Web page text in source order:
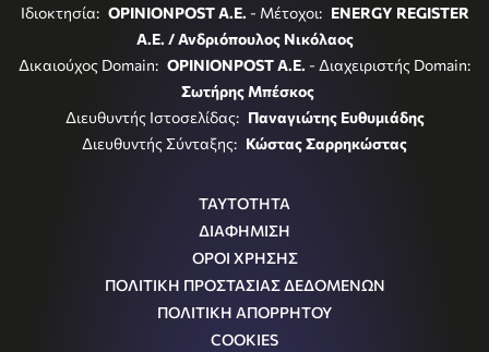
Ιδιοκτησία: OPINIONPOST A.E. - Μέτοχοι: ENERGY REGISTER
Α.Ε. / Ανδριόπουλος Νικόλαος
Δικαιούχος Domain: OPINIONPOST A.E. - Διαχειριστής Domain:
Σωτήρης Μπέσκος
Διευθυντής Ιστοσελίδας: Παναγιώτης Ευθυμιάδης
Διευθυντής Σύνταξης: Κώστας Σαρρηκώστας
ΤΑΥΤΟΤΗΤΑ
ΔΙΑΦΗΜΙΣΗ
ΟΡΟΙ ΧΡΗΣΗΣ
ΠΟΛΙΤΙΚΗ ΠΡΟΣΤΑΣΙΑΣ ΔΕΔΟΜΕΝΩΝ
ΠΟΛΙΤΙΚΗ ΑΠΟΡΡΗΤΟΥ
COOKIES